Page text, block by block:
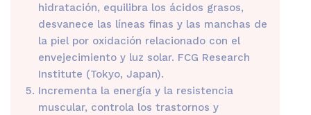
hidratación, equilibra los ácidos grasos,
desvanece las líneas finas y las manchas de
la piel por oxidación relacionado con el
envejecimiento y luz solar. FCG Research
Institute (Tokyo, Japan).
Incrementa la energía y la resistencia
muscular, controla los trastornos y